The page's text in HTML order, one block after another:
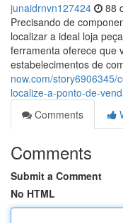
junaidrnvn127424 88
Precisando de
localizar a ideal loja
ferramenta oferece que
estabelecimentos de
now.com/
localize-a-ponto-de-
Comments
Comments
Submit a Comment
No HTML